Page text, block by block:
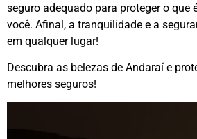
seguro adequado para proteger o que
você. Afinal, a tranquilidade e a
em qualquer lugar!
Descubra as belezas de Andaraí e
melhores seguros!